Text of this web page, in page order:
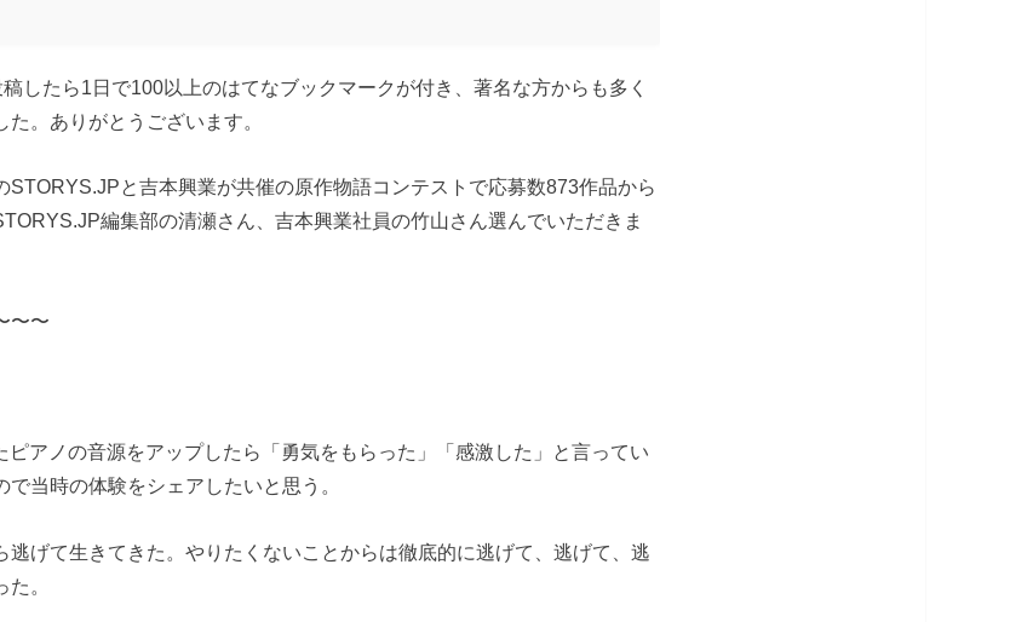
したら1日で100以上のはてなブックマークが付き、著名な方からも多く
。ありがとうございます。
STORYS.JPと吉本興業が共催の原作物語コンテストで応募数873作品から
編集部の清瀬さん、吉本興業社員の竹山さん選んでいただきま
〜〜
ピアノの音源をアップしたら「勇気をもらった」「感激した」と言ってい
で当時の体験をシェアしたいと思う。
逃げて生きてきた。やりたくないことからは徹底的に逃げて、逃げて、逃
。